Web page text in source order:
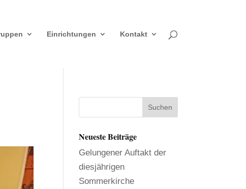
Einrichtungen Kontakt
Neueste Beiträge
Gelungener Auftakt der
diesjährigen
Sommerkirche